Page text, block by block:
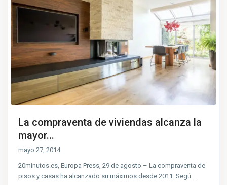
La compraventa de viviendas alcanza la
mayor...
mayo 27, 2014
20minutos.es, Europa Press, 29 de agosto – La compraventa de
pisos y casas ha alcanzado su máximos desde 2011. Segú ...